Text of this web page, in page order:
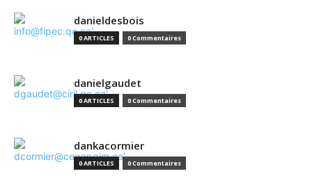
danieldesbois
0 ARTICLES 0 Commentaires
danielgaudet
0 ARTICLES 0 Commentaires
dankacormier
0 ARTICLES 0 Commentaires